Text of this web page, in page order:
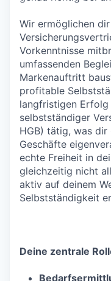
Wir ermöglichen
Vorkenntnisse
umfassenden
Markenauftritt
profitable
langfristigen
selbstständiger
HGB) tätig, was
Geschäfte
echte Freiheit in
gleichzeitig nicht
aktiv auf deinem
Selbstständigkeit
Deine zentrale